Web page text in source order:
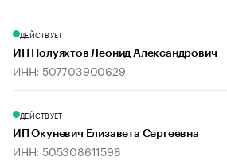
ДЕЙСТВУЕТ
ИП Полуяхтов Леонид Александрович
ИНН: 507703900629
ДЕЙСТВУЕТ
ИП Окуневич Елизавета Сергеевна
ИНН: 505308611598